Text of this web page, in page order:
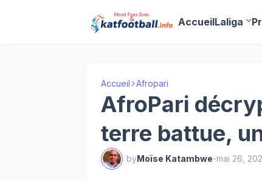
AccueilLaliga
Accueil Afropari
AfroPari
terre battue,
byMoïse Katambwe-mai 26,